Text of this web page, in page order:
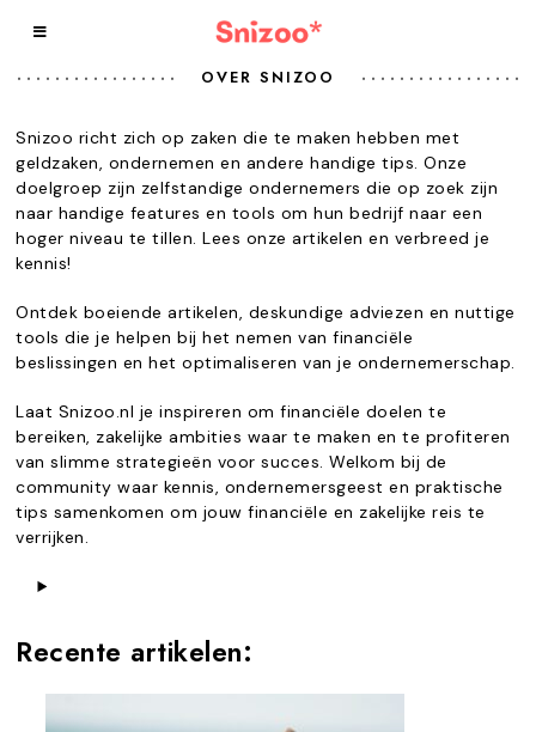
OVER SNIZOO
Snizoo richt zich op zaken die te maken hebben met
geldzaken, ondernemen en andere handige tips. Onze
doelgroep zijn zelfstandige ondernemers die op zoek zijn
naar handige features en tools om hun bedrijf naar een
hoger niveau te tillen. Lees onze artikelen en verbreed je
kennis!
Ontdek boeiende artikelen, deskundige adviezen en nuttige
tools die je helpen bij het nemen van financiële
beslissingen en het optimaliseren van je ondernemerschap.
Laat Snizoo.nl je inspireren om financiële doelen te
bereiken, zakelijke ambities waar te maken en te profiteren
van slimme strategieën voor succes. Welkom bij de
community waar kennis, ondernemersgeest en praktische
tips samenkomen om jouw financiële en zakelijke reis te
verrijken.
Recente artikelen: